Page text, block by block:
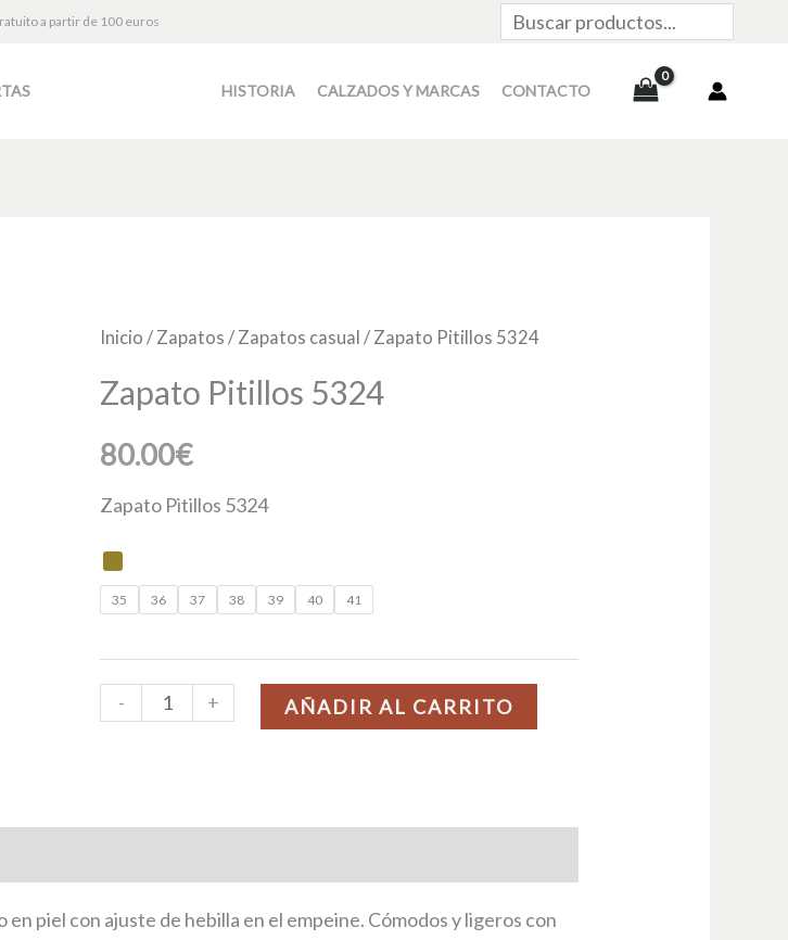
a partir de 100 euros Buscar
HISTORIA CALZADOS Y MARCAS CONTACTO
Inicio / Zapatos / Zapatos casual / Zapato Pitillos 5324
Zapato Pitillos 5324
80.00€
Zapato Pitillos 5324
35 36 37 38 39 40 41
-
Zapato
5324
cantidad
+ AÑADIR AL CARRITO
piel con ajuste de hebilla en el empeine. Cómodos y ligeros con